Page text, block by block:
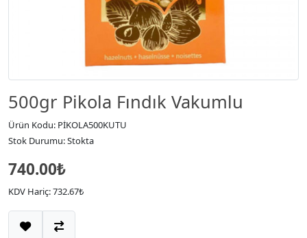
500gr Pikola Fındık Vakumlu
Ürün Kodu: PİKOLA500KUTU
Stok Durumu: Stokta
740.00₺
KDV Hariç: 732.67₺